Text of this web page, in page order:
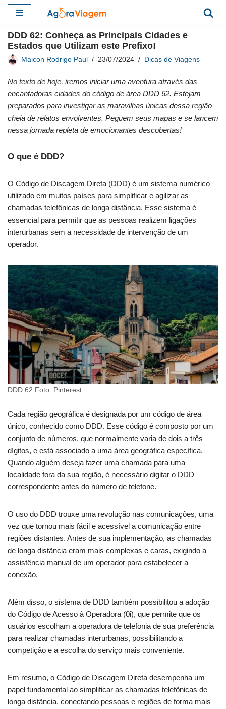
para
o
conteúdo
DDD 62: Conheça as Principais Cidades e
Estados que Utilizam este Prefixo!
Maicon Rodrigo Paul 23/07/2024 Dicas de Viagens
No texto de hoje, iremos iniciar uma aventura através das
encantadoras cidades do código de área DDD 62. Estejam
preparados para investigar as maravilhas únicas dessa região
cheia de relatos envolventes. Peguem seus mapas e se lancem
nessa jornada repleta de emocionantes descobertas!
O que é DDD?
O Código de Discagem Direta (DDD) é um sistema numérico
utilizado em muitos países para simplificar e agilizar as
chamadas telefônicas de longa distância. Esse sistema é
essencial para permitir que as pessoas realizem ligações
interurbanas sem a necessidade de intervenção de um
operador.
DDD 62 Foto: Pinterest
Cada região geográfica é designada por um código de área
único, conhecido como DDD. Esse código é composto por um
conjunto de números, que normalmente varia de dois a três
dígitos, e está associado a uma área geográfica específica.
Quando alguém deseja fazer uma chamada para uma
localidade fora da sua região, é necessário digitar o DDD
correspondente antes do número de telefone.
O uso do DDD trouxe uma revolução nas comunicações, uma
vez que tornou mais fácil e acessível a comunicação entre
regiões distantes. Antes de sua implementação, as chamadas
de longa distância eram mais complexas e caras, exigindo a
assistência manual de um operador para estabelecer a
conexão.
Além disso, o sistema de DDD também possibilitou a adoção
do Código de Acesso à Operadora (0i), que permite que os
usuários escolham a operadora de telefonia de sua preferência
para realizar chamadas interurbanas, possibilitando a
competição e a escolha do serviço mais conveniente.
Em resumo, o Código de Discagem Direta desempenha um
papel fundamental ao simplificar as chamadas telefônicas de
longa distância, conectando pessoas e regiões de forma mais